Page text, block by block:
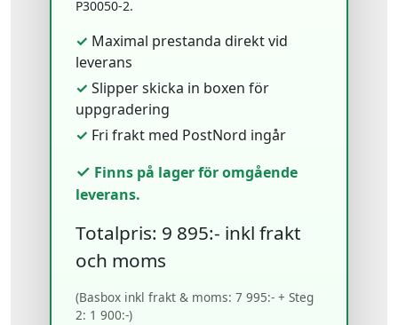
P30050-2.
✓ Maximal prestanda direkt vid
leverans
✓ Slipper skicka in boxen för
uppgradering
✓ Fri frakt med PostNord ingår
✓ Finns på lager för omgående
leverans.
Totalpris: 9 895:- inkl frakt
och moms
(Basbox inkl frakt & moms: 7 995:- + Steg
2: 1 900:-)